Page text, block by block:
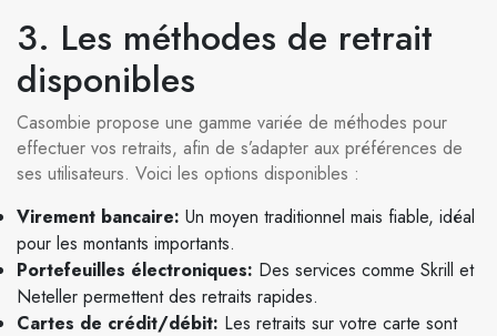
3. Les méthodes de retrait
disponibles
Casombie propose une gamme variée de méthodes pour
effectuer vos retraits, afin de s’adapter aux préférences de
ses utilisateurs. Voici les options disponibles :
Virement bancaire: Un moyen traditionnel mais fiable, idéal
pour les montants importants.
Portefeuilles électroniques: Des services comme Skrill et
Neteller permettent des retraits rapides.
Cartes de crédit/débit: Les retraits sur votre carte sont